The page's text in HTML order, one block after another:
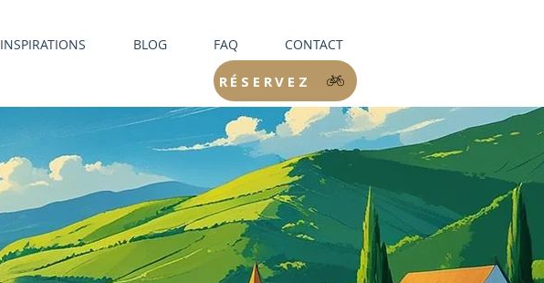
INSPIRATIONS BLOG FAQ CONTACT
RÉSERVEZ